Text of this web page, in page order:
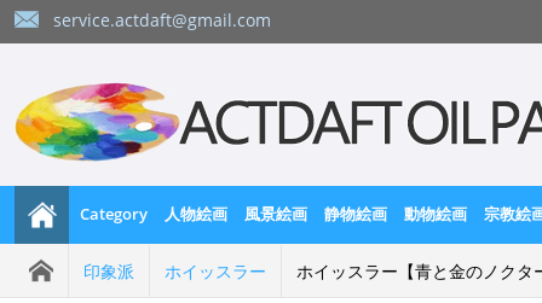
service.actdaft@gmail.com
Category 人物絵画 風景絵画 静物絵画 動物絵画 宗教絵
印象派 ホイッスラー ホイッスラー【青と金のノク